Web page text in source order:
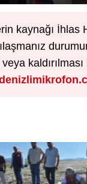
kaynağı İhlas